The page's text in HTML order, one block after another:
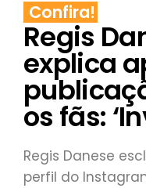
Confira!
Regis
explica
os fãs:
Regis Danese
perfil do